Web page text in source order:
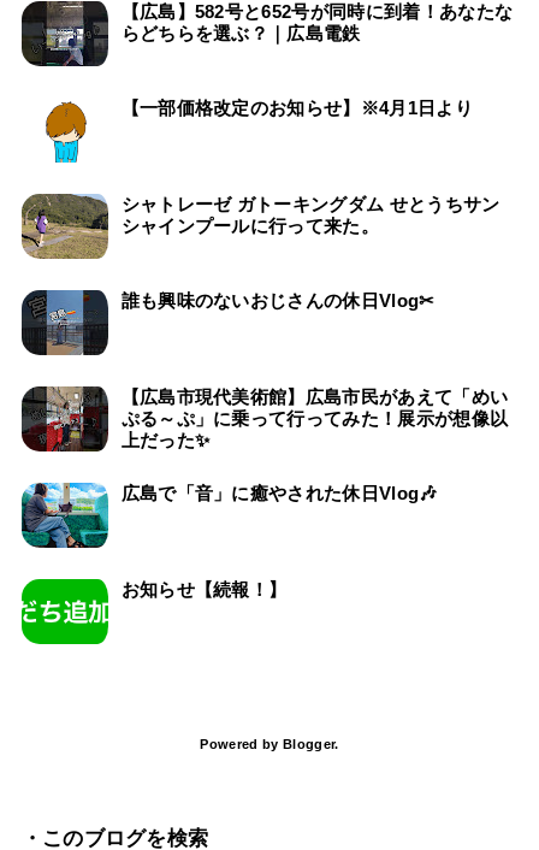
【広島】582号と652号が同時に到着！あなたな
らどちらを選ぶ？｜広島電鉄
【一部価格改定のお知らせ】※4月1日より
シャトレーゼ ガトーキングダム せとうちサン
シャインプールに行って来た。
誰も興味のないおじさんの休日Vlog✂
【広島市現代美術館】広島市民があえて「めい
ぷる～ぷ」に乗って行ってみた！展示が想像以
上だった✨
広島で「音」に癒やされた休日Vlog🎶
お知らせ【続報！】
Powered by Blogger.
・このブログを検索